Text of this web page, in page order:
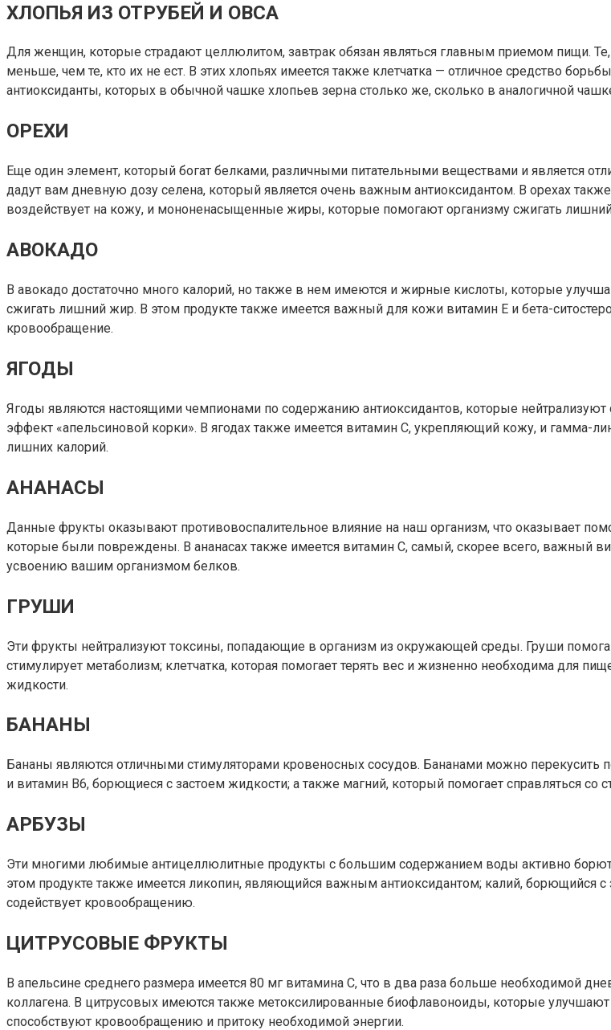
ХЛОПЬЯ ИЗ ОТРУБЕЙ И ОВСА
Для женщин, которые страдают целлюлитом, завтрак обязан являться главным приемом пищи.
меньше, чем те, кто их не ест. В этих хлопьях имеется также клетчатка — отличное средство
антиоксиданты, которых в обычной чашке хлопьев зерна столько же, сколько в аналогичной
ОРЕХИ
Еще один элемент, который богат белками, различными питательными веществами и является
дадут вам дневную дозу селена, который является очень важным антиоксидантом. В орехах
воздействует на кожу, и мононенасыщенные жиры, которые помогают организму сжигать
АВОКАДО
В авокадо достаточно много калорий, но также в нем имеются и жирные кислоты, которые
сжигать лишний жир. В этом продукте также имеется важный для кожи витамин Е и бета-
кровообращение.
ЯГОДЫ
Ягоды являются настоящими чемпионами по содержанию антиоксидантов, которые
эффект «апельсиновой корки». В ягодах также имеется витамин С, укрепляющий кожу, и гамма-
лишних калорий.
АНАНАСЫ
Данные фрукты оказывают противовоспалительное влияние на наш организм, что оказывает
которые были повреждены. В ананасах также имеется витамин С, самый, скорее всего, важный
усвоению вашим организмом белков.
ГРУШИ
Эти фрукты нейтрализуют токсины, попадающие в организм из окружающей среды. Груши
стимулирует метаболизм; клетчатка, которая помогает терять вес и жизненно необходима для
жидкости.
БАНАНЫ
Бананы являются отличными стимуляторами кровеносных сосудов. Бананами можно перекусить
и витамин В6, борющиеся с застоем жидкости; а также магний, который помогает справляться со
АРБУЗЫ
Эти многими любимые антицеллюлитные продукты с большим содержанием воды активно
этом продукте также имеется ликопин, являющийся важным антиоксидантом; калий, борющийся с
содействует кровообращению.
ЦИТРУСОВЫЕ ФРУКТЫ
В апельсине среднего размера имеется 80 мг витамина С, что в два раза больше необходимой
коллагена. В цитрусовых имеются также метоксилированные биофлавоноиды, которые
способствуют кровообращению и притоку необходимой энергии.